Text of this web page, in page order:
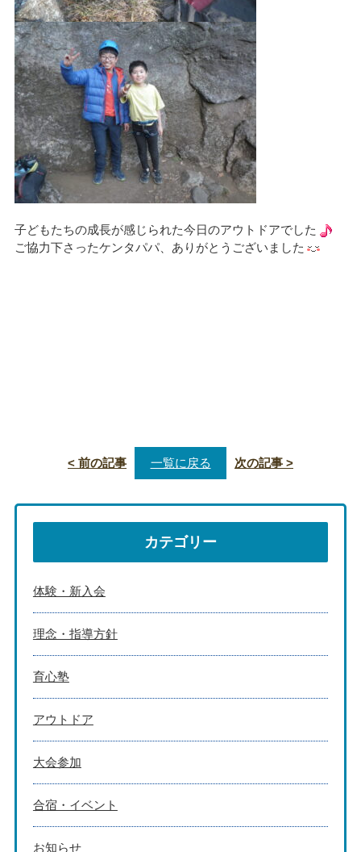
子どもたちの成長が感じられた今日のアウトドアでした
ご協力下さったケンタパパ、ありがとうございました
< 前の記事 一覧に戻る 次の記事 >
カテゴリー
体験・新入会
理念・指導方針
育心塾
アウトドア
大会参加
合宿・イベント
お知らせ